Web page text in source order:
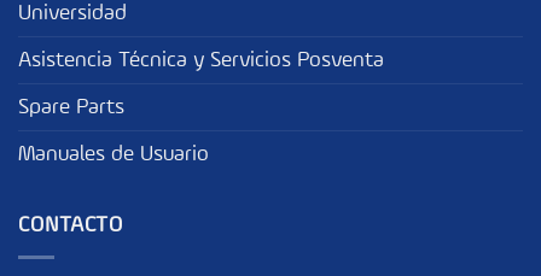
Universidad
Asistencia Técnica y Servicios Posventa
Spare Parts
Manuales de Usuario
CONTACTO